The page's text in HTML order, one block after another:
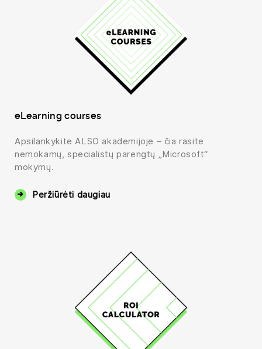
eLearning courses
Apsilankykite ALSO akademijoje – čia rasite
nemokamų, specialistų parengtų „Microsoft“
mokymų.
Peržiūrėti daugiau